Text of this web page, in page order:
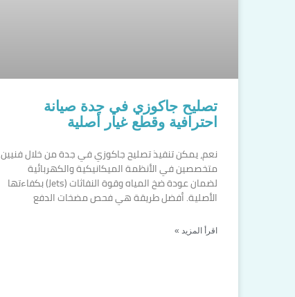
تصليح جاكوزي في جدة صيانة
احترافية وقطع غيار أصلية
نعم، يمكن تنفيذ تصليح جاكوزي في جدة من خلال فنيين
متخصصين في الأنظمة الميكانيكية والكهربائية
لضمان عودة ضخ المياه وقوة النفاثات (Jets) بكفاءتها
الأصلية. أفضل طريقة هي فحص مضخات الدفع
اقرأ المزيد »